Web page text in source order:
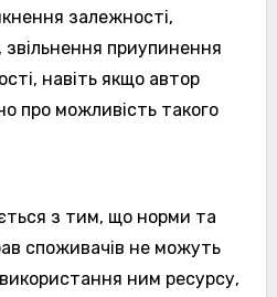
залежності,
звільнення приупинення
навіть якщо автор
про можливість такого
з тим, що норми та
споживачів не можуть
ним ресурсу,